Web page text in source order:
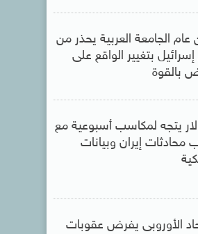
عام الجامعة العربية يحذر من
بتغيير الواقع على
بالقوة
يتجه لمكاسب أسبوعية مع
محادثات إيران وبيانات
الأوروبى يفرض عقوبات